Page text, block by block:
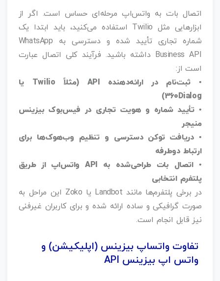
اتصال بات به واتس‌اپ مرحله‌ای حساس است. اگر از
ابزارهایی مثل Twilio استفاده می‌کنید، باید ابتدا یک
شماره تجاری تأیید شده و دسترسی به WhatsApp
Business API داشته باشید. فرآیند کلی اتصال عبارت
است از:
• ثبت‌نام در ارائه‌دهنده API (مثلاً Twilio یا
360Dialog)
• تأیید شماره و هویت تجاری در فیس‌بوک بیزینس
منیجر
• دریافت توکن دسترسی و تنظیم وب‌هوک‌ها برای
ارتباط دوطرفه
• اتصال بات طراحی‌شده به API واتس‌اپ از طریق
پلتفرم انتخابی
در برخی پلتفرم‌ها مانند Landbot یا Zoko این مراحل به
صورت گرافیکی و ساده ارائه شده و برای کاربران غیرفنی
نیز قابل انجام است.
تفاوت واتساپ بیزینس (اپلیکیشن) و
واتس اپ بیزینس API